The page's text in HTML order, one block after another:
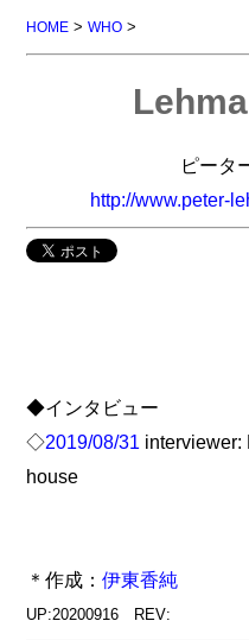
HOME >WHO >
ピータ
http://www.peter-
◆インタビュー
◇2019/08/31
house
＊作成：伊東香純
UP:20200916 REV: